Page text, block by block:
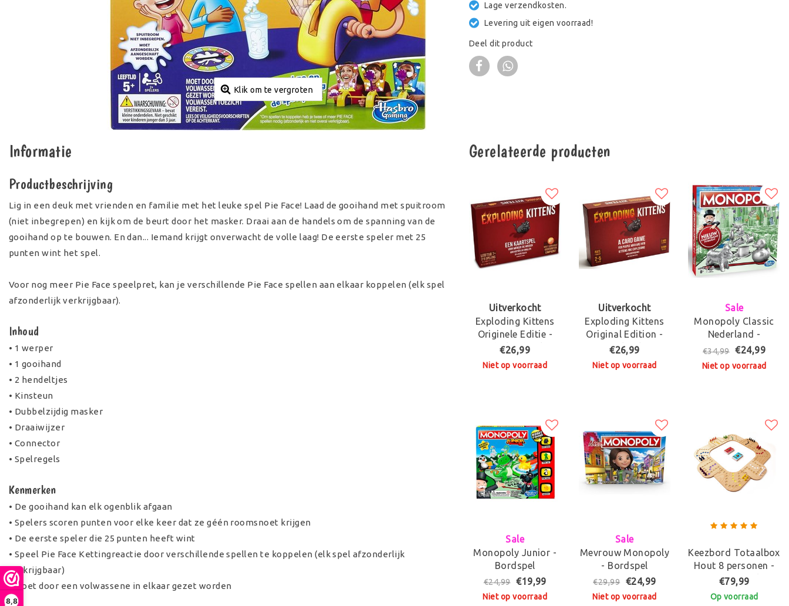
8,8
Klik om te vergroten
Lage verzendkosten.
Levering uit eigen voorraad!
Deel dit product
Informatie
Productbeschrijving
Lig in een deuk met vrienden en familie met het leuke spel Pie Face! Laad de gooihand met spuitroom
(niet inbegrepen) en kijk om de beurt door het masker. Draai aan de handels om de spanning van de
gooihand op te bouwen. En dan... Iemand krijgt onverwacht de volle laag! De eerste speler met 25
punten wint het spel.
Voor nog meer Pie Face speelpret, kan je verschillende Pie Face spellen aan elkaar koppelen (elk spel
afzonderlijk verkrijgbaar).
Inhoud
• 1 werper
• 1 gooihand
• 2 hendeltjes
• Kinsteun
• Dubbelzijdig masker
• Draaiwijzer
• Connector
• Spelregels
Kenmerken
• De gooihand kan elk ogenblik afgaan
• Spelers scoren punten voor elke keer dat ze géén roomsnoet krijgen
• De eerste speler die 25 punten heeft wint
• Speel Pie Face Kettingreactie door verschillende spellen te koppelen (elk spel afzonderlijk
verkrijgbaar)
• Moet door een volwassene in elkaar gezet worden
Gerelateerde producten
Uitverkocht
Exploding Kittens
Originele Editie -
Nederlandstalig
Kaartspel
€26,99
Niet op voorraad
Uitverkocht
Exploding Kittens
Original Edition -
Engelstalig
Kaartspel
€26,99
Niet op voorraad
Sale
Monopoly Classic
Nederland -
Bordspel
€34,99 €24,99
Niet op voorraad
Sale
Monopoly Junior -
Bordspel
€24,99 €19,99
Niet op voorraad
Sale
Mevrouw Monopoly
- Bordspel
€29,99 €24,99
Niet op voorraad
Keezbord Totaalbox
Hout 8 personen -
Keezenspel
€79,99
Op voorraad